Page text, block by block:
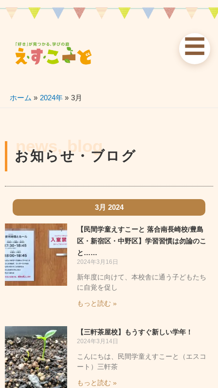
☰
お知らせ
news
えすこーと 各校案内
schools
ホーム 2024年 3月
news, blog
お知らせ・ブログ
3月 2024
【民間学童えすこーと 落合南長崎校/豊島
区・新宿区・中野区】学習習慣は勿論のこ
と……
2024年3月16日
新年度に向けて、本校舎に通う子どもたち
に自覚を促し
もっと読む »
【三軒茶屋校】もうすぐ新しい学年！
2024年3月14日
こんにちは、民間学童えすこーと（エスコ
ート）三軒茶
もっと読む »